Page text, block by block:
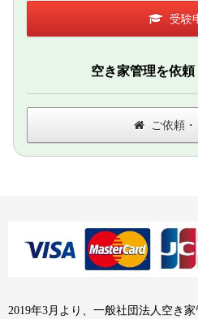
受験
空き家管理を依
ご依頼
2019年3月より、一般社団法人空き